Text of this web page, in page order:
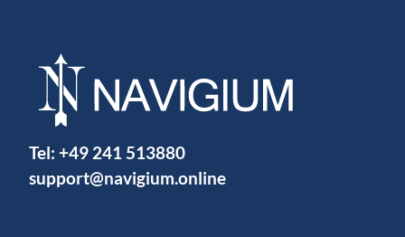
Tel: +49 241 513880
support@navigium.online